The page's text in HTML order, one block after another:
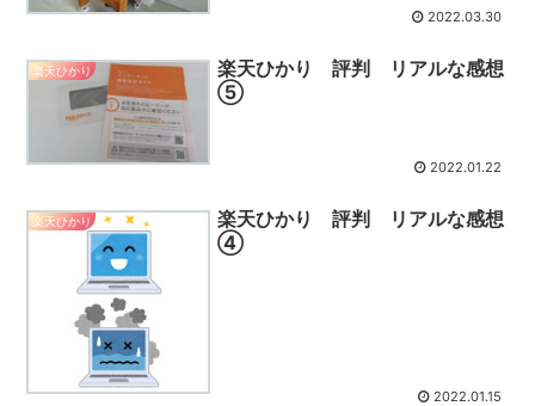
2022.03.30
楽天ひかり
楽天ひかり 評判 リアルな感想
⑤
2022.01.22
楽天ひかり
楽天ひかり 評判 リアルな感想
④
2022.01.15